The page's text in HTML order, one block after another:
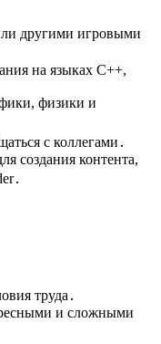
другими игровыми
на языках C++,
физики и
с коллегами․
создания контента,
труда․
и сложными